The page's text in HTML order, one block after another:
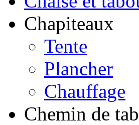
Chapiteaux
Tente
Plancher
Chauffage
Chemin de